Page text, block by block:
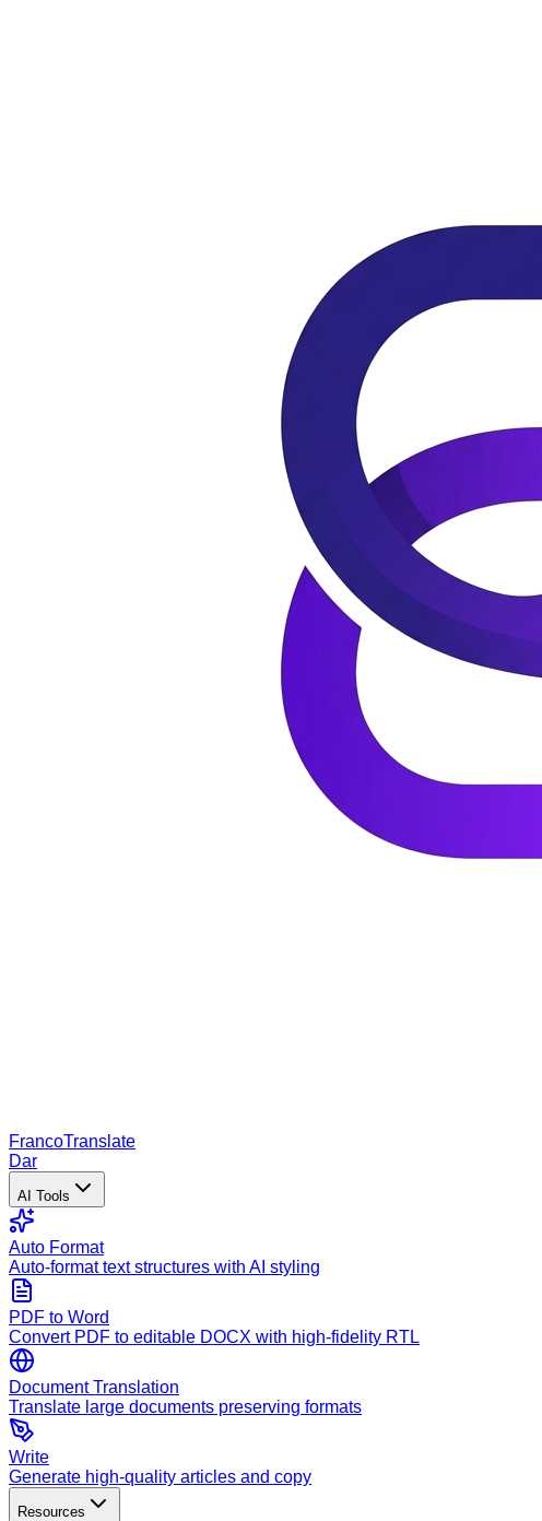
FrancoTranslate
Dar
AI Tools
Auto Format
Auto-format text structures with AI styling
PDF to Word
Convert PDF to editable DOCX with high-fidelity RTL
Document Translation
Translate large documents preserving formats
Write
Generate high-quality articles and copy
Resources